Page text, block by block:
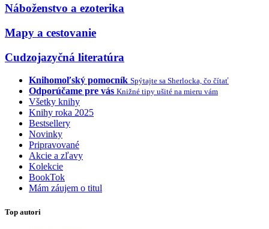
Náboženstvo a ezoterika
Mapy a cestovanie
Cudzojazyčná literatúra
Knihomoľský pomocník Spýtajte sa Sherlocka, čo čítať
Odporúčame pre vás Knižné tipy ušité na mieru vám
Všetky knihy
Knihy roka 2025
Bestsellery
Novinky
Pripravované
Akcie a zľavy
Kolekcie
BookTok
Mám záujem o titul
Top autori